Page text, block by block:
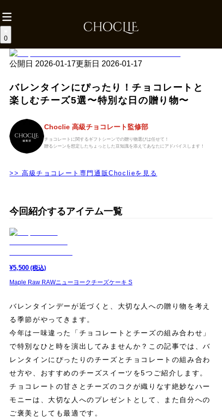
0
公開日 2026-01-17更新日 2026-01-17
バレンタインにぴったり！チョコレートと
楽しむチーズ5選〜特別な日の贈り物〜
Choclie 高級チョコレート監修部
チョコレートに関するギフトシーンでの贈り物選びは任せて！
贈るシーンを想定したちょっとした豆知識を添えてあなたにアドバイスします！
>> 高級チョコレート専門通販Choclieを見る
今回紹介するアイテム一覧
¥5,500 (税込)
Maple Raw RAWニューヨークチーズケーキ S
バレンタインデーが近づくと、大切な人への贈り物を考え
る季節がやってきます。
今年は一味違った「チョコレートとチーズの組み合わせ」
で特別なひと時を演出してみませんか？この記事では、バ
レンタインにぴったりのチーズとチョコレートの組み合わ
せ方や、おすすめのチーズスイーツを5つご紹介します。
チョコレートの甘さとチーズのコクが織りなす絶妙なハー
モニーは、大切な人へのプレゼントとして、また自分への
ご褒美としても最適です。